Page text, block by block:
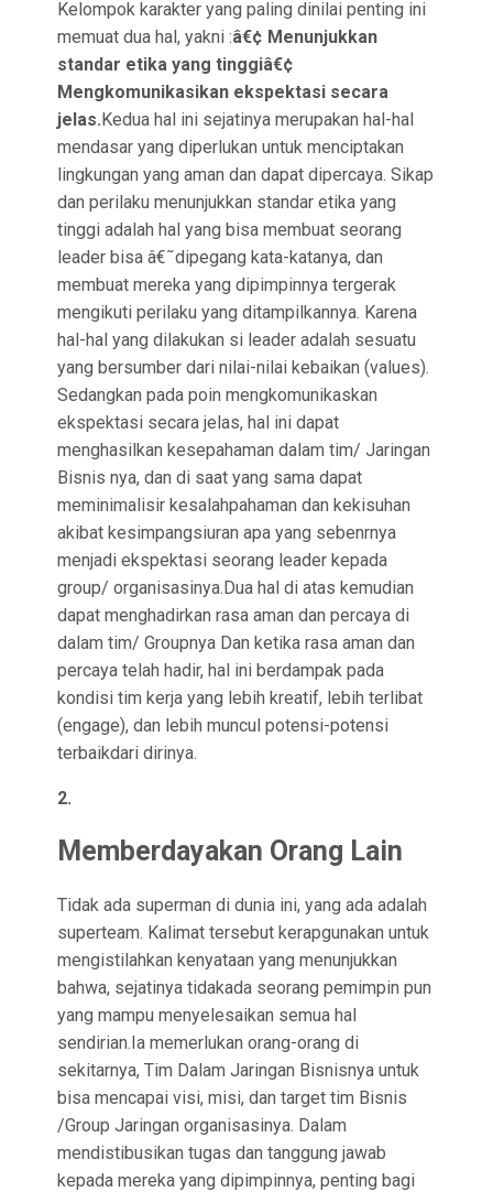
Kelompok karakter yang paling dinilai penting ini
memuat dua hal, yakni :â€¢ Menunjukkan
standar etika yang tinggiâ€¢
Mengkomunikasikan ekspektasi secara
jelas.Kedua hal ini sejatinya merupakan hal-hal
mendasar yang diperlukan untuk menciptakan
lingkungan yang aman dan dapat dipercaya. Sikap
dan perilaku menunjukkan standar etika yang
tinggi adalah hal yang bisa membuat seorang
leader bisa â€˜dipegang kata-katanya, dan
membuat mereka yang dipimpinnya tergerak
mengikuti perilaku yang ditampilkannya. Karena
hal-hal yang dilakukan si leader adalah sesuatu
yang bersumber dari nilai-nilai kebaikan (values).
Sedangkan pada poin mengkomunikaskan
ekspektasi secara jelas, hal ini dapat
menghasilkan kesepahaman dalam tim/ Jaringan
Bisnis nya, dan di saat yang sama dapat
meminimalisir kesalahpahaman dan kekisuhan
akibat kesimpangsiuran apa yang sebenrnya
menjadi ekspektasi seorang leader kepada
group/ organisasinya.Dua hal di atas kemudian
dapat menghadirkan rasa aman dan percaya di
dalam tim/ Groupnya Dan ketika rasa aman dan
percaya telah hadir, hal ini berdampak pada
kondisi tim kerja yang lebih kreatif, lebih terlibat
(engage), dan lebih muncul potensi-potensi
terbaikdari dirinya.
2.
Memberdayakan Orang Lain
Tidak ada superman di dunia ini, yang ada adalah
superteam. Kalimat tersebut kerapgunakan untuk
mengistilahkan kenyataan yang menunjukkan
bahwa, sejatinya tidakada seorang pemimpin pun
yang mampu menyelesaikan semua hal
sendirian.Ia memerlukan orang-orang di
sekitarnya, Tim Dalam Jaringan Bisnisnya untuk
bisa mencapai visi, misi, dan target tim Bisnis
/Group Jaringan organisasinya. Dalam
mendistibusikan tugas dan tanggung jawab
kepada mereka yang dipimpinnya, penting bagi